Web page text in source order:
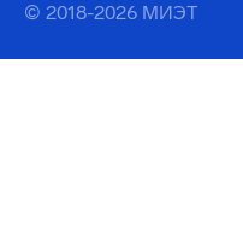
© 2018-2026 МИЭТ